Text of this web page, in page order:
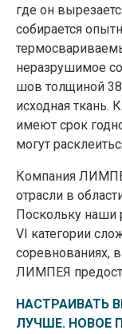
где он
собирается
неразрушимое
шов толщиной
исходная
имеют срок
могут
Компания
отрасли в
Поскольку наши
VI категории
соревнованиях,
ЛИМПЕЯ
НАСТРАИВАТЬ
ЛУЧШЕ. НОВОЕ